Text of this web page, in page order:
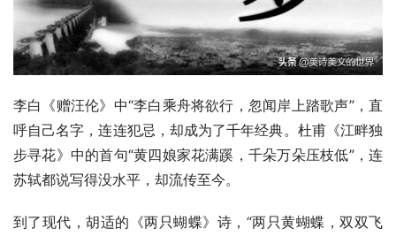
李白《赠汪伦》中“李白乘舟将欲行，忽闻岸上踏歌声”，直
呼自己名字，连连犯忌，却成为了千年经典。杜甫《江畔独
步寻花》中的首句“黄四娘家花满蹊，千朵万朵压枝低”，连
苏轼都说写得没水平，却流传至今。
到了现代，胡适的《两只蝴蝶》诗，“两只黄蝴蝶，双双飞